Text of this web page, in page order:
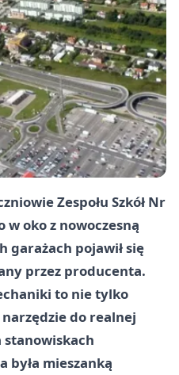
Zespołu Szkół Nr
w oko z nowoczesną
garażach pojawił się
przez producenta.
to nie tylko
do realnej
była mieszanką